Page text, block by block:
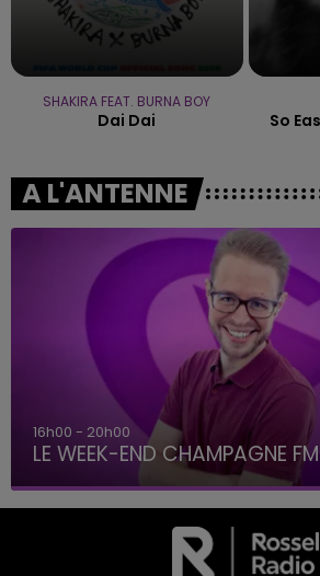
SHAKIRA FEAT. BURNA BOY
Dai Dai So
A L'ANTENNE
16h00 - 20h00
LE WEEK-END CHAMPAGNE FM